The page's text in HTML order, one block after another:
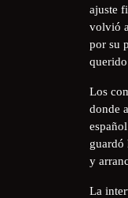
ajuste
volvió
por su
Los
donde
guardó
y
La